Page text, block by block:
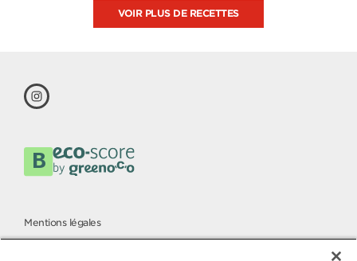
VOIR PLUS DE RECETTES
Mentions légales